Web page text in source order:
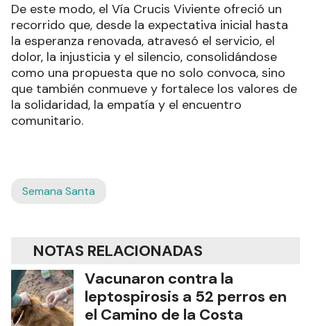
De este modo, el Vía Crucis Viviente ofreció un
recorrido que, desde la expectativa inicial hasta
la esperanza renovada, atravesó el servicio, el
dolor, la injusticia y el silencio, consolidándose
como una propuesta que no solo convoca, sino
que también conmueve y fortalece los valores de
la solidaridad, la empatía y el encuentro
comunitario.
Semana Santa
NOTAS RELACIONADAS
Vacunaron contra la
leptospirosis a 52 perros en
el Camino de la Costa